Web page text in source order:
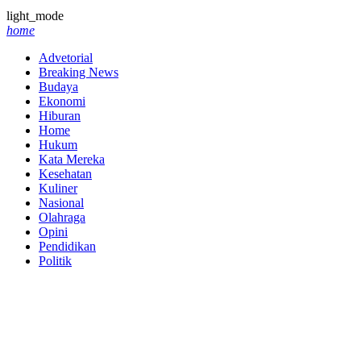
light_mode
home
Advetorial
Breaking News
Budaya
Ekonomi
Hiburan
Home
Hukum
Kata Mereka
Kesehatan
Kuliner
Nasional
Olahraga
Opini
Pendidikan
Politik